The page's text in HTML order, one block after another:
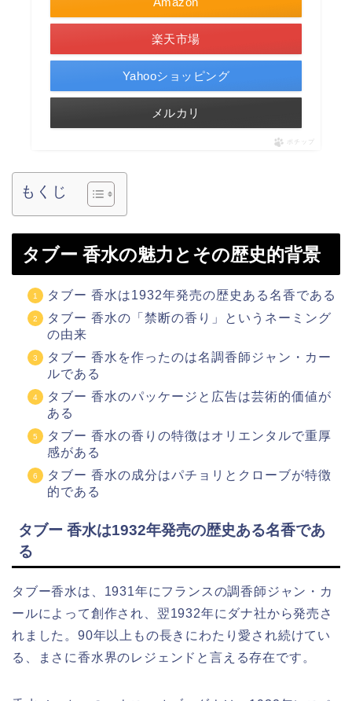
楽天市場
Yahooショッピング
メルカリ
ポチップ
もくじ
タブー 香水の魅力とその歴史的背景
タブー 香水は1932年発売の歴史ある名香である
タブー 香水の「禁断の香り」というネーミング
の由来
タブー 香水を作ったのは名調香師ジャン・カー
ルである
タブー 香水のパッケージと広告は芸術的価値が
ある
タブー 香水の香りの特徴はオリエンタルで重厚
感がある
タブー 香水の成分はパチョリとクローブが特徴
的である
タブー 香水は1932年発売の歴史ある名香であ
る
タブー香水は、1931年にフランスの調香師ジャン・カ
ールによって創作され、翌1932年にダナ社から発売さ
れました。90年以上もの長きにわたり愛され続けてい
る、まさに香水界のレジェンドと言える存在です。